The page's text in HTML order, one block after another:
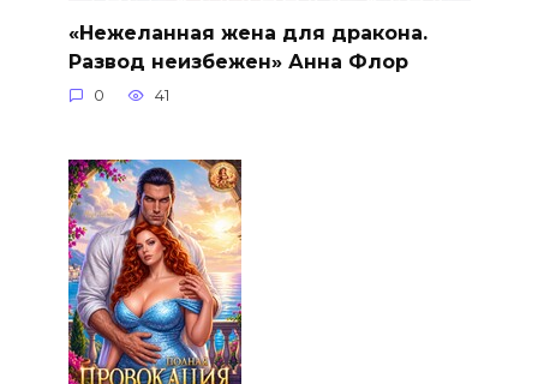
«Нежеланная жена для дракона.
Развод неизбежен» Анна Флор
0 41